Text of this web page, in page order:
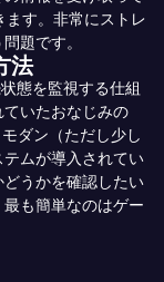
す。非常にストレ
題です。
法
態を監視する仕組
いたおなじみの
ダン（ただし少し
ムが導入されてい
うかを確認したい
も簡単なのはゲー